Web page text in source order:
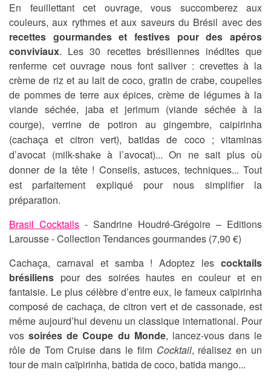
En feuillettant cet ouvrage, vous succomberez aux
couleurs, aux rythmes et aux saveurs du Brésil avec des
recettes gourmandes et festives pour des apéros
conviviaux. Les 30 recettes brésiliennes inédites que
renferme cet ouvrage nous font saliver : crevettes à la
crème de riz et au lait de coco, gratin de crabe, coupelles
de pommes de terre aux épices, crème de légumes à la
viande séchée, jaba et jerimum (viande séchée à la
courge), verrine de potiron au gingembre, caipirinha
(cachaça et citron vert), batidas de coco ; vitaminas
d’avocat (milk-shake à l’avocat)... On ne sait plus où
donner de la tête ! Conseils, astuces, techniques... Tout
est parfaitement expliqué pour nous simplifier la
préparation.
Brasil Cocktails - Sandrine Houdré-Grégoire – Editions
Larousse - Collection Tendances gourmandes (7,90 €)
Cachaça, carnaval et samba ! Adoptez les cocktails
brésiliens pour des soirées hautes en couleur et en
fantaisie. Le plus célèbre d’entre eux, le fameux caïpirinha
composé de cachaça, de citron vert et de cassonade, est
même aujourd’hui devenu un classique international. Pour
vossoirées de Coupe du Monde, lancez-vous dans le
rôle de Tom Cruise dans le filmCocktail, réalisez en un
tour de main caïpirinha, batida de coco, batida mango...